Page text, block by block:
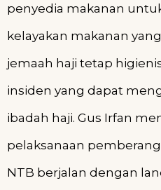
penyedia makanan
kelayakan makanan
jemaah haji tetap
insiden yang dapat
ibadah haji. Gus Irfan
pelaksanaan
NTB berjalan dengan